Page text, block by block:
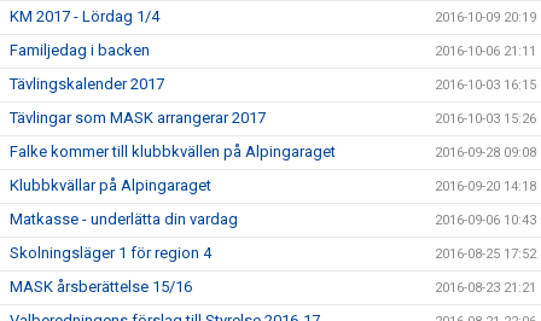
KM 2017 - Lördag 1/4 2016-10-09 20:19
Familjedag i backen 2016-10-06 21:11
Tävlingskalender 2017 2016-10-03 16:15
Tävlingar som MASK arrangerar 2017 2016-10-03 15:26
Falke kommer till klubbkvällen på Alpingaraget 2016-09-28 09:08
Klubbkvällar på Alpingaraget 2016-09-20 14:18
Matkasse - underlätta din vardag 2016-09-06 10:43
Skolningsläger 1 för region 4 2016-08-25 17:52
MASK årsberättelse 15/16 2016-08-23 21:21